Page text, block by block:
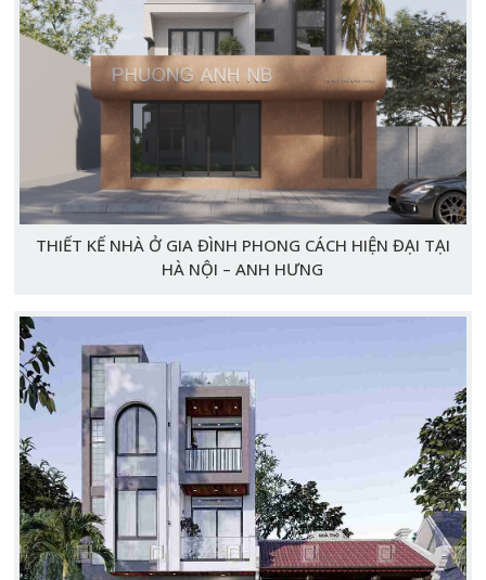
THIẾT KẾ NHÀ Ở GIA ĐÌNH PHONG CÁCH HIỆN ĐẠI TẠI
HÀ NỘI – ANH HƯNG